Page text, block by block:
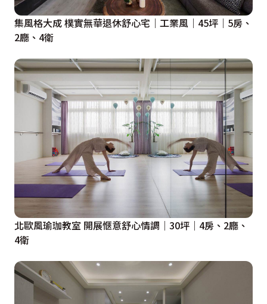
集風格大成 樸實無華退休舒心宅｜工業風｜45坪｜5房、
2廳、4衛
北歐風瑜珈教室 開展愜意舒心情調｜30坪｜4房、2廳、
4衛